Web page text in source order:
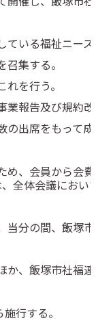
ている福祉ニーズ
集する。
を行う。
業報告及び規約改
の出席をもって成
め、会員から会費を
全体会議において
当分の間、飯塚市
か、飯塚市社福連
行する。